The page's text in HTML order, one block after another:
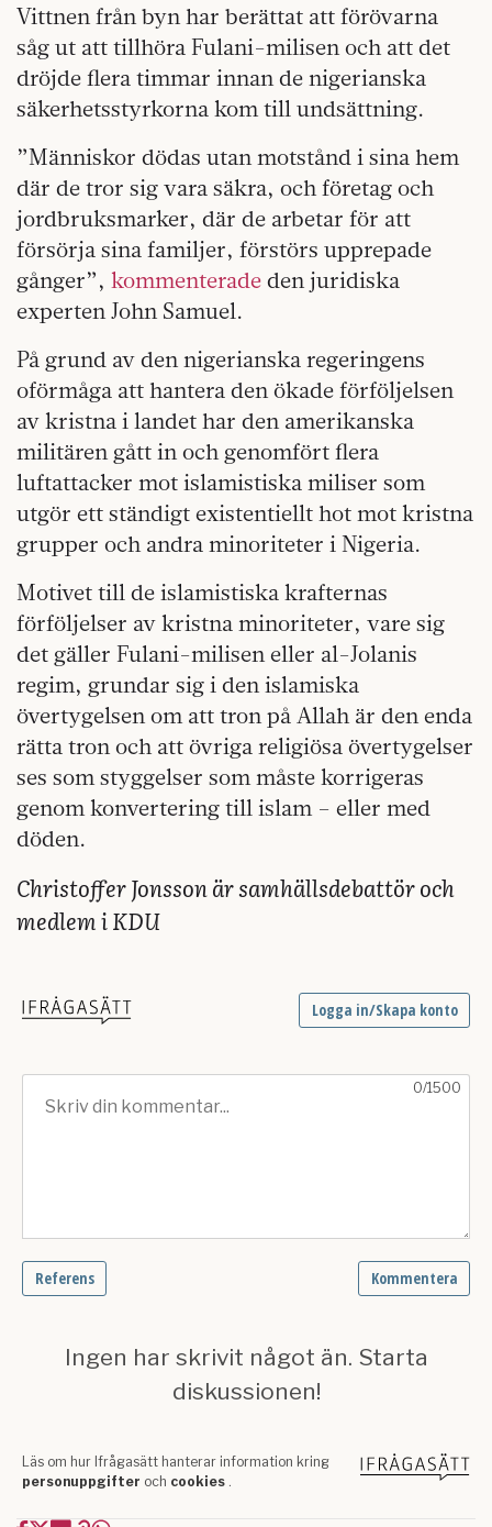
Vittnen från byn har berättat att förövarna
såg ut att tillhöra Fulani-milisen och att det
dröjde flera timmar innan de nigerianska
säkerhetsstyrkorna kom till undsättning.
”Människor dödas utan motstånd i sina hem
där de tror sig vara säkra, och företag och
jordbruksmarker, där de arbetar för att
försörja sina familjer, förstörs upprepade
gånger”, kommenterade den juridiska
experten John Samuel.
På grund av den nigerianska regeringens
oförmåga att hantera den ökade förföljelsen
av kristna i landet har den amerikanska
militären gått in och genomfört flera
luftattacker mot islamistiska miliser som
utgör ett ständigt existentiellt hot mot kristna
grupper och andra minoriteter i Nigeria.
Motivet till de islamistiska krafternas
förföljelser av kristna minoriteter, vare sig
det gäller Fulani-milisen eller al-Jolanis
regim, grundar sig i den islamiska
övertygelsen om att tron på Allah är den enda
rätta tron och att övriga religiösa övertygelser
ses som styggelser som måste korrigeras
genom konvertering till islam – eller med
döden.
Christoffer Jonsson är samhällsdebattör och
medlem i KDU